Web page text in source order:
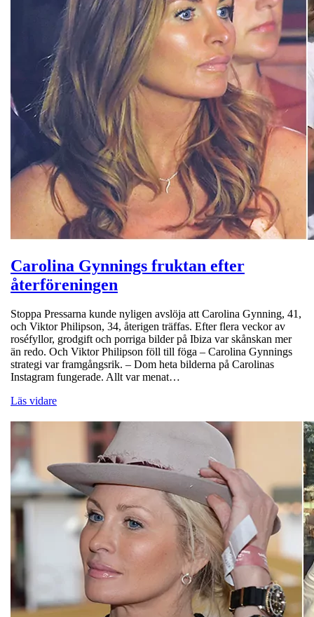
Carolina Gynnings fruktan efter
återföreningen
Stoppa Pressarna kunde nyligen avslöja att Carolina Gynning, 41,
och Viktor Philipson, 34, återigen träffas. Efter flera veckor av
roséfyllor, grodgift och porriga bilder på Ibiza var skånskan mer
än redo. Och Viktor Philipson föll till föga ­­– Carolina Gynnings
strategi var framgångsrik. – Dom heta bilderna på Carolinas
Instagram fungerade. Allt var menat…
Läs vidare